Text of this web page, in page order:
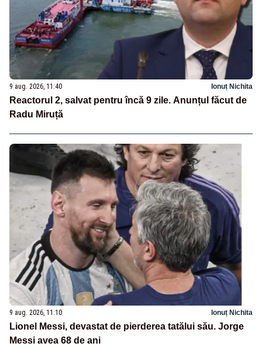
9 aug. 2026, 11:40 Ionuț Nichita
Reactorul 2, salvat pentru încă 9 zile. Anunțul făcut de
Radu Miruță
9 aug. 2026, 11:10 Ionuț Nichita
Lionel Messi, devastat de pierderea tatălui său. Jorge
Messi avea 68 de ani